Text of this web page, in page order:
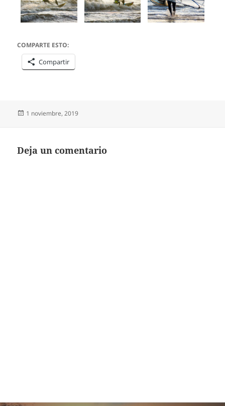
COMPARTE ESTO:
Compartir
Publicado
1 noviembre, 2019
Deja un comentario